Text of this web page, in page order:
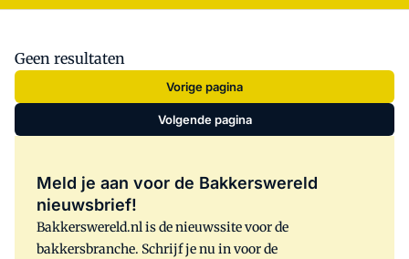
Geen resultaten
Vorige pagina
Volgende pagina
Meld je aan voor de Bakkerswereld
nieuwsbrief!
Bakkerswereld.nl is de nieuwssite voor de
bakkersbranche. Schrijf je nu in voor de